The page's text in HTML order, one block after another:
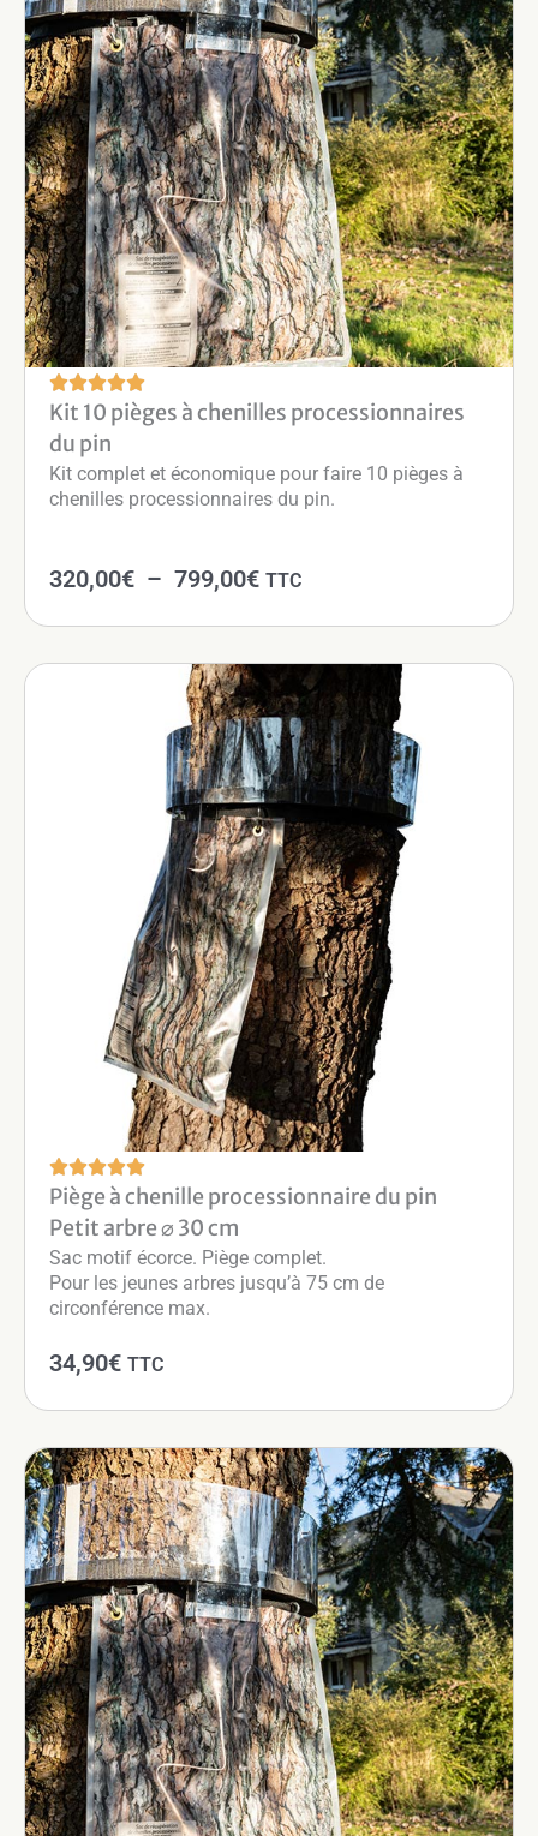
Kit 10 pièges à chenilles processionnaires
du pin
Kit complet et économique pour faire 10 pièges à
chenilles processionnaires du pin.
320,00€ – 799,00€P
g
e
d
e
p
r
i
x
:
3
2
0
0
0
à
9
9
€
TTC
Piège à chenille processionnaire du pin
Petit arbre ⌀ 30 cm
Sac motif écorce. Piège complet.
Pour les jeunes arbres jusqu’à 75 cm de
circonférence max.
34,90€ TTC